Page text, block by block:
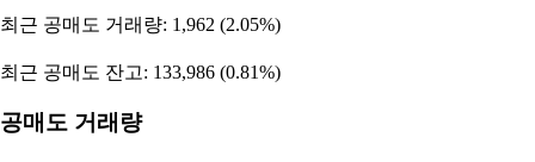
최근 공매도 거래량: 1,962 (2.05%)
최근 공매도 잔고: 133,986 (0.81%)
공매도 거래량